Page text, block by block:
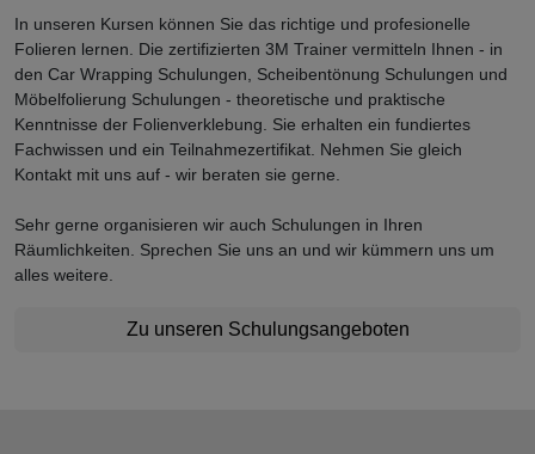
In unseren Kursen können Sie das richtige und profesionelle
Folieren lernen. Die zertifizierten 3M Trainer vermitteln Ihnen - in
den Car Wrapping Schulungen, Scheibentönung Schulungen und
Möbelfolierung Schulungen - theoretische und praktische
Kenntnisse der Folienverklebung. Sie erhalten ein fundiertes
Fachwissen und ein Teilnahmezertifikat. Nehmen Sie gleich
Kontakt mit uns auf - wir beraten sie gerne.
Sehr gerne organisieren wir auch Schulungen in Ihren
Räumlichkeiten. Sprechen Sie uns an und wir kümmern uns um
alles weitere.
Zu unseren Schulungsangeboten